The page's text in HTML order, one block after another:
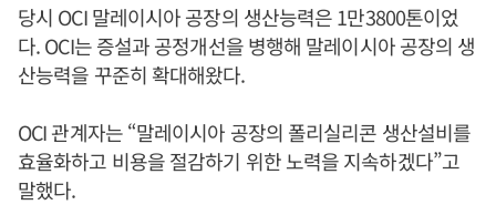
당시 OCI 말레이시아 공장의 생산능력은 1만3800톤이었
다. OCI는 증설과 공정개선을 병행해 말레이시아 공장의 생
산능력을 꾸준히 확대해왔다.
OCI 관계자는 “말레이시아 공장의 폴리실리콘 생산설비를
효율화하고 비용을 절감하기 위한 노력을 지속하겠다”고
말했다.